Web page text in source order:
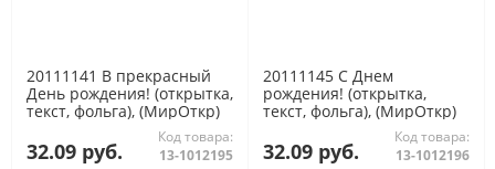
20111141 В прекрасный
День рождения! (открытка,
текст, фольга), (МирОткр)
32.09 руб.
Код товара:
13-1012195
20111145 С Днем
рождения! (открытка,
текст, фольга), (МирОткр)
32.09 руб.
Код товара:
13-1012196